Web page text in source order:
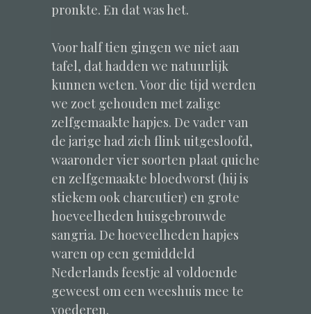
pronkte. En dat was het.
Voor half tien gingen we niet aan
tafel, dat hadden we natuurlijk
kunnen weten. Voor die tijd werden
we zoet gehouden met zalige
zelfgemaakte hapjes. De vader van
de jarige had zich flink uitgesloofd,
waaronder vier soorten plaat quiche
en zelfgemaakte bloedworst (hij is
stiekem ook charcutier) en grote
hoeveelheden huisgebrouwde
sangria. De hoeveelheden hapjes
waren op een gemiddeld
Nederlands feestje al voldoende
geweest om een weeshuis mee te
voederen.